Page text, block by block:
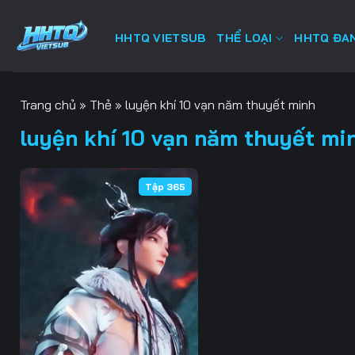
HHTQ VIETSUB THỂ LOẠI HHTQ
Trang chủ » Thẻ » luyện khí 10 vạn năm thuyết minh
luyện khí 10 vạn năm thuyết
Tập 365